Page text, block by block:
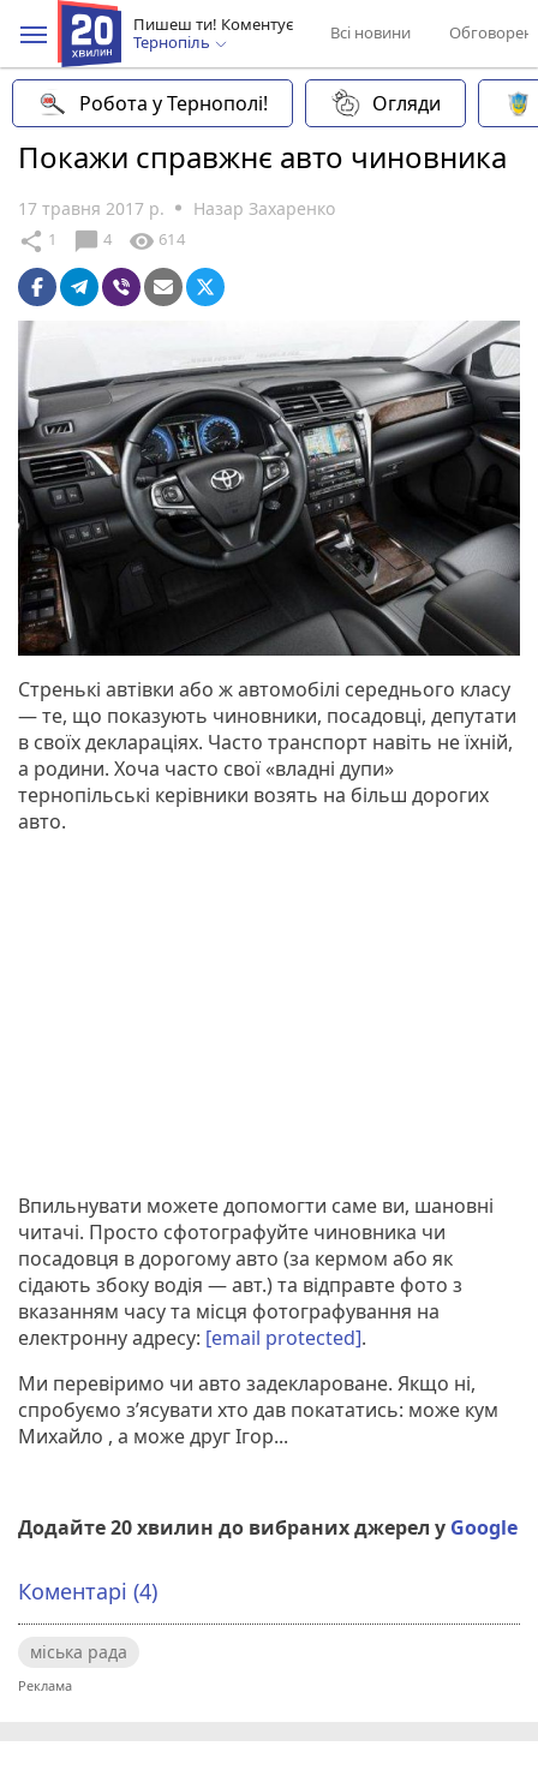
Пишеш ти! Коментує
Тернопіль
Всі новини
Робота у Тернополі! Огляди
Покажи справжнє авто чиновника
17 травня 2017 р. Назар Захаренко
share 1 chat_bubble 4 visibility 614
Стренькі автівки або ж автомобілі середнього класу
— те, що показують чиновники, посадовці, депутати
в своїх деклараціях. Часто транспорт навіть не їхній,
а родини. Хоча часто свої «владні дупи»
тернопільські керівники возять на більш дорогих
авто.
Впильнувати можете допомогти саме ви, шановні
читачі. Просто сфотографуйте чиновника чи
посадовця в дорогому авто (за кермом або як
сідають збоку водія — авт.) та відправте фото з
вказанням часу та місця фотографування на
електронну адресу: [email protected].
Ми перевіримо чи авто задеклароване. Якщо ні,
спробуємо з’ясувати хто дав покататись: може кум
Михайло , а може друг Ігор...
Додайте 20 хвилин до вибраних джерел у Google
Коментарі (4)
міська рада